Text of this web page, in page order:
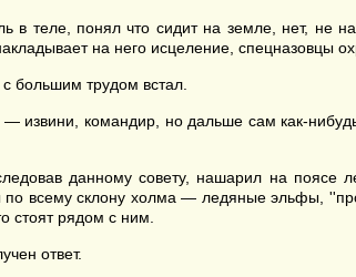
в теле, понял что сидит на земле, нет,
на него исцеление, спецназовцы
большим трудом встал.
командир, но дальше сам как-
данному совету, нашарил на поясе
всему склону холма — ледяные эльфы,
стоят рядом с ним.
ответ.